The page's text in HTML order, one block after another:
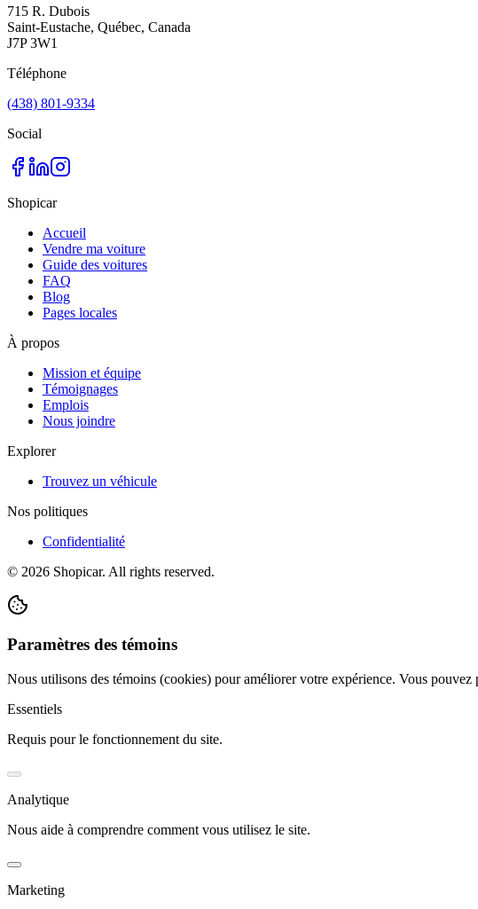
715 R. Dubois
Saint-Eustache, Québec, Canada
J7P 3W1
Téléphone
(438) 801-9334
Social
Shopicar
Accueil
Vendre ma voiture
Guide des voitures
FAQ
Blog
Pages locales
À propos
Mission et équipe
Témoignages
Emplois
Nous joindre
Explorer
Trouvez un véhicule
Nos politiques
Confidentialité
© 2026 Shopicar. All rights reserved.
Paramètres des témoins
Nous utilisons des témoins (cookies) pour améliorer votre expérience. Vous pouvez
Essentiels
Requis pour le fonctionnement du site.
Analytique
Nous aide à comprendre comment vous utilisez le site.
Marketing